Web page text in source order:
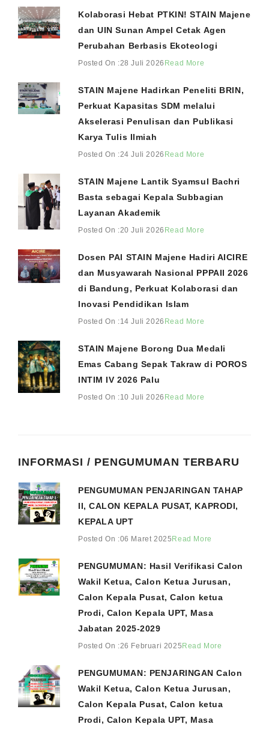
Kolaborasi Hebat PTKIN! STAIN Majene
dan UIN Sunan Ampel Cetak Agen
Perubahan Berbasis Ekoteologi
Posted On :28 Juli 2026 Read More
STAIN Majene Hadirkan Peneliti BRIN,
Perkuat Kapasitas SDM melalui
Akselerasi Penulisan dan Publikasi
Karya Tulis Ilmiah
Posted On :24 Juli 2026 Read More
STAIN Majene Lantik Syamsul Bachri
Basta sebagai Kepala Subbagian
Layanan Akademik
Posted On :20 Juli 2026 Read More
Dosen PAI STAIN Majene Hadiri AICIRE
dan Musyawarah Nasional PPPAII 2026
di Bandung, Perkuat Kolaborasi dan
Inovasi Pendidikan Islam
Posted On :14 Juli 2026 Read More
STAIN Majene Borong Dua Medali
Emas Cabang Sepak Takraw di POROS
INTIM IV 2026 Palu
Posted On :10 Juli 2026 Read More
INFORMASI / PENGUMUMAN TERBARU
PENGUMUMAN PENJARINGAN TAHAP
II, CALON KEPALA PUSAT, KAPRODI,
KEPALA UPT
Posted On :06 Maret 2025 Read More
PENGUMUMAN: Hasil Verifikasi Calon
Wakil Ketua, Calon Ketua Jurusan,
Calon Kepala Pusat, Calon ketua
Prodi, Calon Kepala UPT, Masa
Jabatan 2025-2029
Posted On :26 Februari 2025 Read More
PENGUMUMAN: PENJARINGAN Calon
Wakil Ketua, Calon Ketua Jurusan,
Calon Kepala Pusat, Calon ketua
Prodi, Calon Kepala UPT, Masa